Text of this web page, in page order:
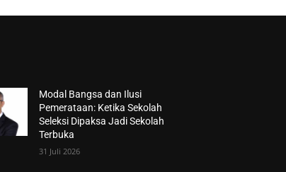
Modal Bangsa dan Ilusi
Pemerataan: Ketika Sekolah
Seleksi Dipaksa Jadi Sekolah
Terbuka
31 Juli 2026